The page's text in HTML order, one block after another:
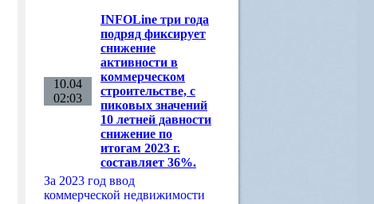
10.04
02:03
INFOLine три года
подряд фиксирует
снижение
активности в
коммерческом
строительстве, с
пиковых значений
10 летней давности
снижение по
итогам 2023 г.
составляет 36%.
За 2023 год ввод
коммерческой недвижимости